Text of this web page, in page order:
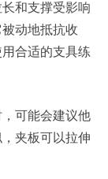
和支撑受影响
动地抵抗收
合适的支具练
可能会建议他
夹板可以拉伸